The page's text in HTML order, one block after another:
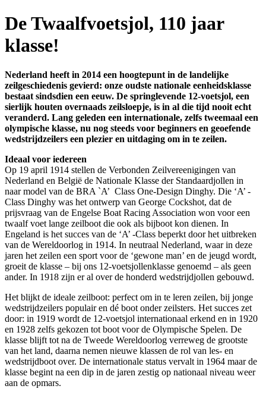
De Twaalfvoetsjol, 110 jaar
klasse!
Nederland heeft in 2014 een hoogtepunt in de landelijke
zeilgeschiedenis gevierd: onze oudste nationale eenheidsklasse
bestaat sindsdien een eeuw. De springlevende 12-voetsjol, een
sierlijk houten overnaads zeilsloepje, is in al die tijd nooit echt
veranderd. Lang geleden een internationale, zelfs tweemaal een
olympische klasse, nu nog steeds voor beginners en geoefende
wedstrijdzeilers een plezier en uitdaging om in te zeilen.
Ideaal voor iedereen
Op 19 april 1914 stellen de Verbonden Zeilvereenigingen van
Nederland en België de Nationale Klasse der Standaardjollen in
naar model van de BRA `A’ Class One-Design Dinghy. Die ‘A’ -
Class Dinghy was het ontwerp van George Cockshot, dat de
prijsvraag van de Engelse Boat Racing Association won voor een
twaalf voet lange zeilboot die ook als bijboot kon dienen. In
Engeland is het succes van de ‘A’ -Class beperkt door het uitbreken
van de Wereldoorlog in 1914. In neutraal Nederland, waar in deze
jaren het zeilen een sport voor de ‘gewone man’ en de jeugd wordt,
groeit de klasse – bij ons 12-voetsjollenklasse genoemd – als geen
ander. In 1918 zijn er al over de honderd wedstrijdjollen gebouwd.
Het blijkt de ideale zeilboot: perfect om in te leren zeilen, bij jonge
wedstrijdzeilers populair en dé boot onder zeilsters. Het succes zet
door: in 1919 wordt de 12-voetsjol internationaal erkend en in 1920
en 1928 zelfs gekozen tot boot voor de Olympische Spelen. De
klasse blijft tot na de Tweede Wereldoorlog verreweg de grootste
van het land, daarna nemen nieuwe klassen de rol van les- en
wedstrijdboot over. De internationale status vervalt in 1964 maar de
klasse begint na een dip in de jaren zestig op nationaal niveau weer
aan de opmars.